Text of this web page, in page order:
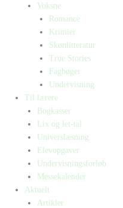
Voksne
Romance
Krimier
Skønlitteratur
True Stories
Fagbøger
Undervisning
Til lærere
Bogkasser
Lix og let-tal
Universlæsning
Elevopgaver
Undervisningsforløb
Messekalender
Aktuelt
Artikler